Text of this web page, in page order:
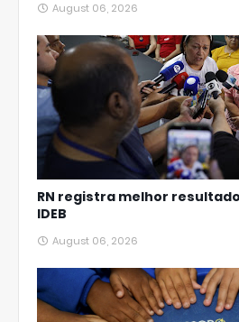
August 06, 2026
RN registra melhor
IDEB
August 06, 2026